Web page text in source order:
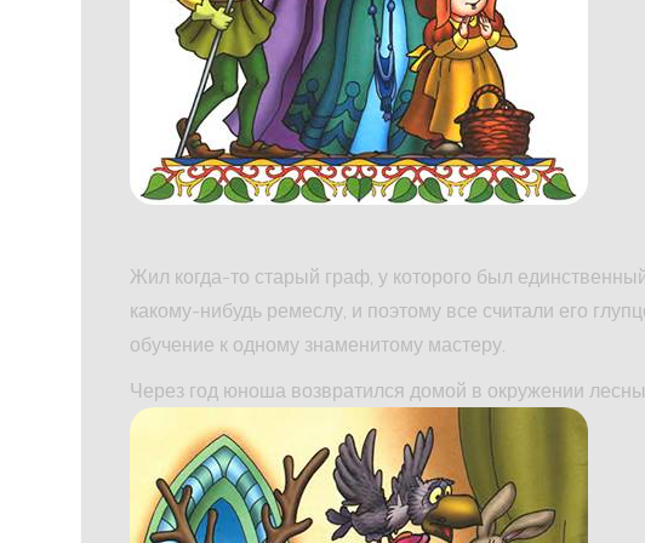
Жил когда-то старый граф, у которого был
какому-нибудь ремеслу, и поэтому все считали его
обучение к одному знаменитому мастеру.
Через год юноша возвратился домой в окружении